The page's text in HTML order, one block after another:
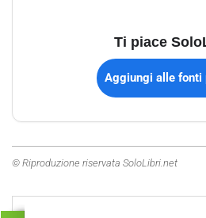
Ti piace
Aggiungi alle fonti
© Riproduzione riservata SoloLibri.net